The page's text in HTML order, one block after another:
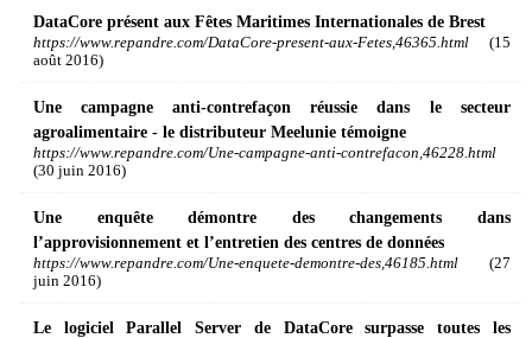
DataCore présent aux Fêtes Maritimes Internationales de Brest
https://www.repandre.com/DataCore-present-aux-Fetes,46365.html (15
août 2016)
Une campagne anti-contrefaçon réussie dans le secteur
agroalimentaire - le distributeur Meelunie témoigne
https://www.repandre.com/Une-campagne-anti-contrefacon,46228.html
(30 juin 2016)
Une enquête démontre des changements dans
l’approvisionnement et l’entretien des centres de données
https://www.repandre.com/Une-enquete-demontre-des,46185.html (27
juin 2016)
Le logiciel Parallel Server de DataCore surpasse toutes les